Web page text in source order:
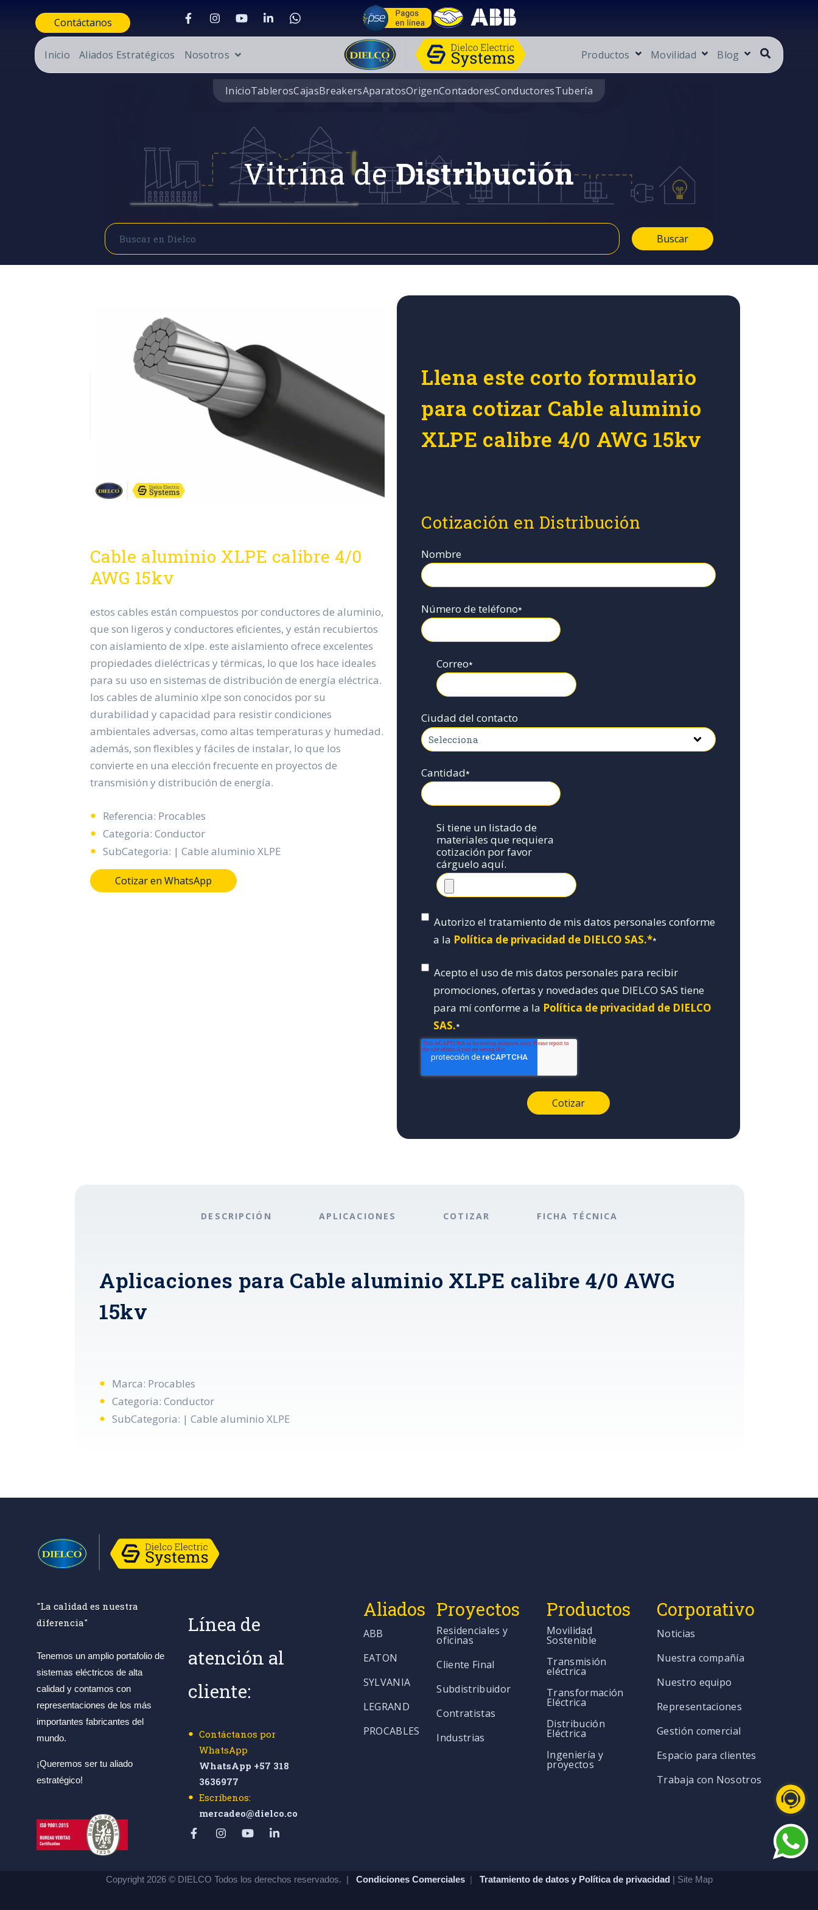
Contáctanos
Inicio Aliados Estratégicos Nosotros Productos Movilidad Blog
InicioTablerosCajasBreakersAparatosOrigenContadoresConductoresTubería
Vitrina deDistribución
Buscar
Buscar
Cable aluminio XLPE calibre 4/0
AWG 15kv
estos cables están compuestos por conductores de aluminio,
que son ligeros y conductores eficientes, y están recubiertos
con aislamiento de xlpe. este aislamiento ofrece excelentes
propiedades dieléctricas y térmicas, lo que los hace ideales
para su uso en sistemas de distribución de energía eléctrica.
los cables de aluminio xlpe son conocidos por su
durabilidad y capacidad para resistir condiciones
ambientales adversas, como altas temperaturas y humedad.
además, son flexibles y fáciles de instalar, lo que los
convierte en una elección frecuente en proyectos de
transmisión y distribución de energía.
Referencia: Procables
Categoria: Conductor
SubCategoria: | Cable aluminio XLPE
Cotizar en WhatsApp
Llena este corto formulario
para cotizar Cable aluminio
XLPE calibre 4/0 AWG 15kv
Cotización en Distribución
Nombre
Número de teléfono*
Correo*
Ciudad del contacto
Cantidad*
Si tiene un listado de
materiales que requiera
cotización por favor
cárguelo aquí.
Autorizo el tratamiento de mis datos personales conforme
a la Política de privacidad de DIELCO SAS.**
Acepto el uso de mis datos personales para recibir
promociones, ofertas y novedades que DIELCO SAS tiene
para mí conforme a la Política de privacidad de DIELCO
SAS.*
DESCRIPCIÓN APLICACIONES COTIZAR FICHA TÉCNICA
Aplicaciones para Cable aluminio XLPE calibre 4/0 AWG
15kv
Marca: Procables
Categoria: Conductor
SubCategoria: | Cable aluminio XLPE
"La calidad es nuestra
diferencia"
Tenemos un amplio portafolio de
sistemas eléctricos de alta
calidad y contamos con
representaciones de los más
importantes fabricantes del
mundo.
¡Queremos ser tu aliado
estratégico!
Línea de
atención al
cliente:
Contáctanos por
WhatsApp
WhatsApp +57 318
3636977
Escríbenos:
mercadeo@dielco.co
Aliados
ABB
EATON
SYLVANIA
LEGRAND
PROCABLES
Proyectos
Residenciales y
oficinas
Cliente Final
Subdistribuidor
Contratistas
Industrias
Productos
Movilidad
Sostenible
Transmisión
eléctrica
Transformación
Eléctrica
Distribución
Eléctrica
Ingeniería y
proyectos
Corporativo
Noticias
Nuestra compañía
Nuestro equipo
Representaciones
Gestión comercial
Espacio para clientes
Trabaja con Nosotros
Copyright 2026 © DIELCO Todos los derechos reservados. | Condiciones Comerciales| Tratamiento de datos y Política de privacidad | Site Map